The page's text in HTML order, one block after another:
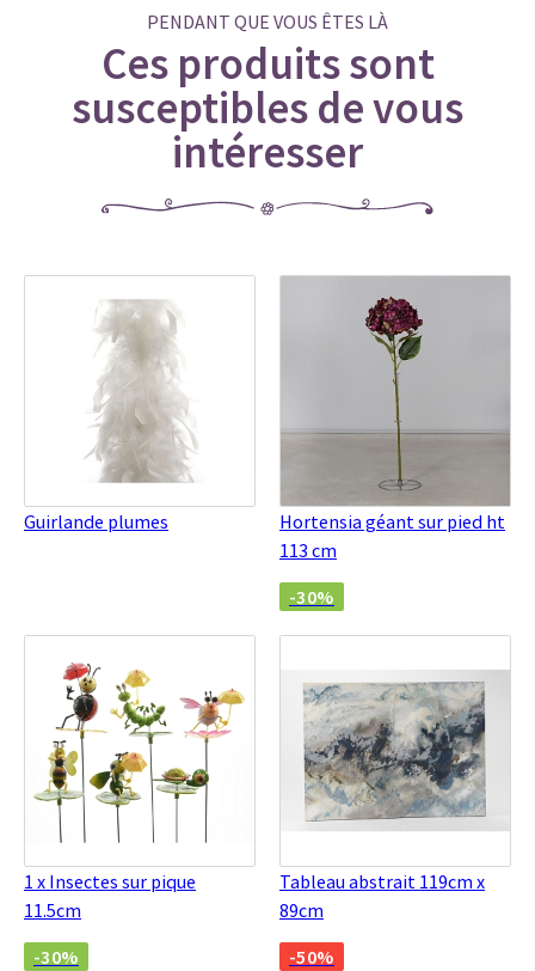
PENDANT QUE VOUS ÊTES LÀ
Ces produits sont
susceptibles de vous
intéresser
Guirlande plumes
Hortensia géant sur pied ht
113 cm
-30%
1 x Insectes sur pique
11.5cm
-30%
Tableau abstrait 119cm x
89cm
-50%